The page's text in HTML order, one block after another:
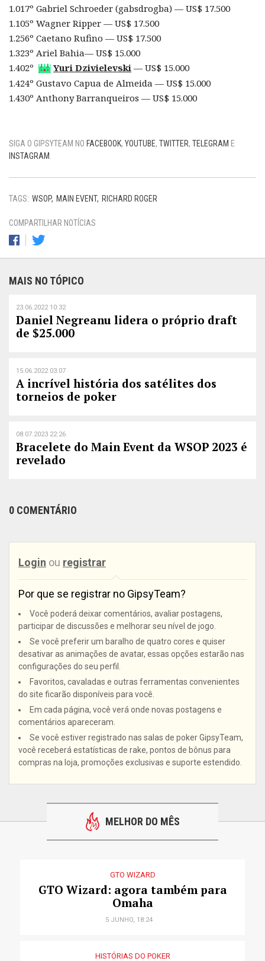
1.017º Gabriel Schroeder (gabsdrogba) — US$ 17.500
1.105º Wagner Ripper — US$ 17.500
1.256º Caetano Rufino — US$ 17.500
1.323º Ariel Bahia— US$ 15.000
1.402º
Yuri Dzivielevski — US$ 15.000
1.424º Gustavo Capua de Almeida — US$ 15.000
1.430º Anthony Barranqueiros — US$ 15.000
SIGA O GIPSYTEAM NO FACEBOOK, YOUTUBE, TWITTER, TELEGRAM E
INSTAGRAM
TAGS: WSOP MAIN EVENT RICHARD ROGER
COMPARTILHAR NOTÍCIAS
MAIS NO TÓPICO
23.06.2022 10:32
Daniel Negreanu lidera o próprio draft
de $25.000
15.06.2022 03:07
A incrível história dos satélites dos
torneios de poker
08.07.2023 22:26
Bracelete do Main Event da WSOP 2023 é
revelado
0 COMENTÁRIO
Login ou registrar
Por que se registrar no GipsyTeam?
Você poderá deixar comentários, avaliar postagens,
participar de discussões e melhorar seu nível de jogo.
Se você preferir um baralho de quatro cores e quiser
desativar as animações de avatar, essas opções estarão nas
configurações do seu perfil.
Favoritos, cavaladas e outras ferramentas convenientes
do site ficarão disponíveis para você.
Em cada página, você verá onde novas postagens e
comentários apareceram.
Se você estiver registrado nas salas de poker GipsyTeam,
você receberá estatísticas de rake, pontos de bônus para
compras na loja, promoções exclusivas e suporte estendido.
MELHOR DO MÊS
GTO WIZARD
GTO Wizard: agora também para
Omaha
5 JUNHO, 18:24
HISTÓRIAS DO POKER